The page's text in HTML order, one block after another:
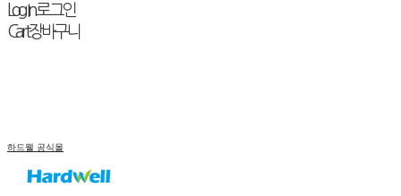
Log In로그인
Cart장바구니
하드웰 공식몰